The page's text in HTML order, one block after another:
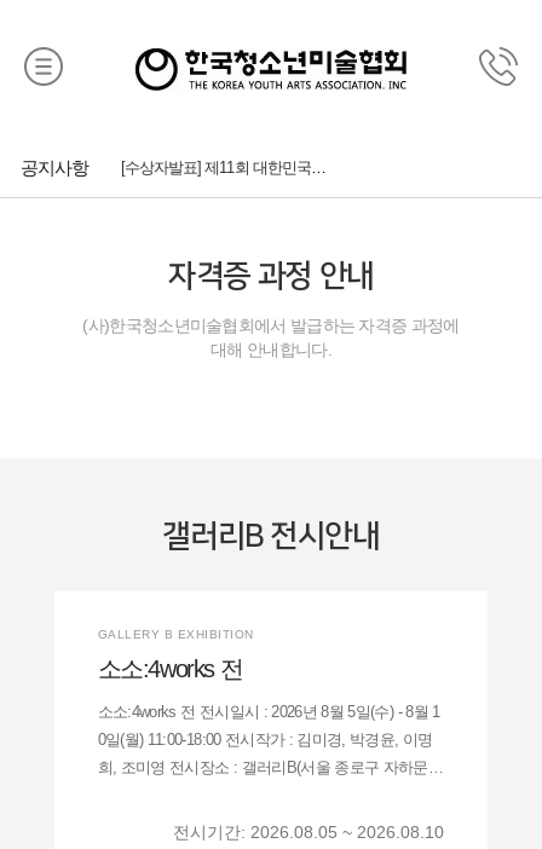
공지사항
제11회 대한민국모던아트대상전 접수
[수상자발표] 제21회 대한민국청소년미술대전
자격증 과정 안내
(사)한국청소년미술협회에서 발급하는 자격증 과정에
대해 안내합니다.
갤러리B 전시안내
GALLERY B EXHIBITION
소소:4works 전
소소:4works 전 전시일시 : 2026년 8월 5일(수) - 8월 1
0일(월) 11:00-18:00 전시작가 : 김미경, 박경윤, 이명
희, 조미영 전시장소 : 갤러리B(서울 종로구 자하문로
자연이 가진 생명의 근원에 대한 탐구 마음이 평온해
전시기간: 2026.08.05 ~ 2026.08.10